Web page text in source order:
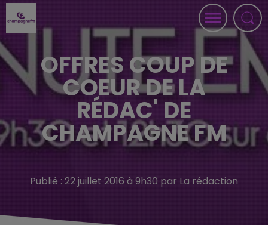
OFFRES COUP DE
COEUR DE LA
RÉDAC' DE
CHAMPAGNE FM
Publié : 22 juillet 2016 à 9h30 par La rédaction